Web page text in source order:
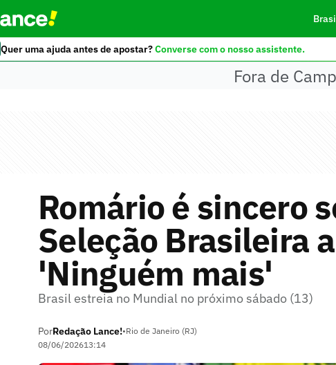
Quer uma ajuda antes de apostar?Converse com o nosso assistente.
Fora de
Romário é sincero
Seleção Brasileira
'Ninguém mais'
Brasil estreia no Mundial no próximo sábado (13)
PorRedação Lance!•Rio de Janeiro (RJ)
08/06/202613:14